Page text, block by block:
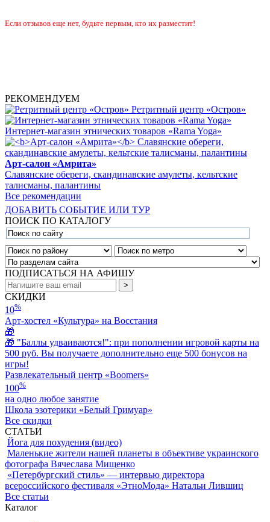
Если отзывов еще нет, будьте первым, кто их разместит!
РЕКОМЕНДУЕМ
Ретритный центр «Остров»
Интернет-магазин этнических товаров «Rama Yoga»
Арт-салон «Амрита»
Славянские обереги, скандинавские амулеты, кельтские
талисманы, палантины
Все рекомендации
ДОБАВИТЬ СОБЫТИЕ ИЛИ ТУР
ПОИСК ПО КАТАЛОГУ
ПОДПИСАТЬСЯ НА АФИШУ
СКИДКИ
10%
Арт-хостел «Культура» на Восстания
🎁
🎁 "Баллы удваиваются!": при пополнении игровой карты на
500 руб. Вы получаете дополнительно еще 500 бонусов на
игры!
Развлекательный центр «Boomers»
100%
на одно любое занятие
Школа эзотерики «Белый Гримуар»
Все скидки
СТАТЬИ
Йога для похудения (видео)
Маленькие жители нашей планеты в объективе украинского
фотографа Вячеслава Мищенко
«Петербургский стиль» — интервью директора
всероссийского фестиваля «ЭтноМода» Натальи Лившиц
Все статьи
Каталог